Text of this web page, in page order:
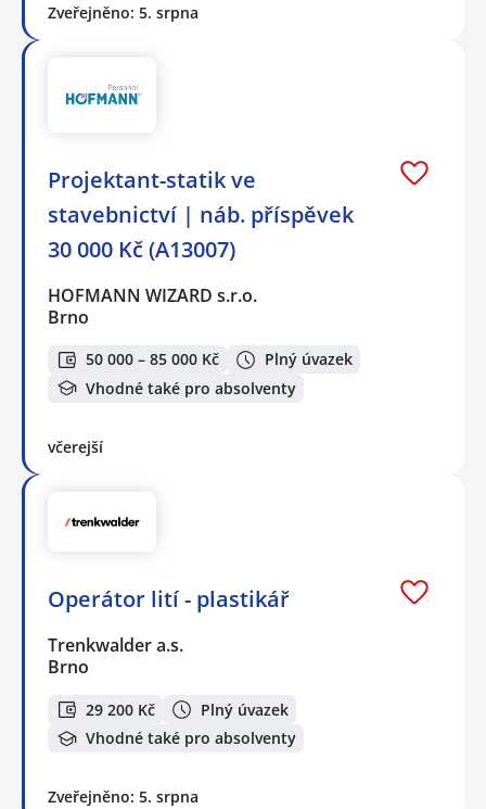
Zveřejněno: 5. srpna
️Projektant-statik ve
stavebnictví | náb. příspěvek
30 000 Kč (A13007)
HOFMANN WIZARD s.r.o.
Brno
50 000 – 85 000 Kč
Plný úvazek
Vhodné také pro absolventy
včerejší
Operátor lití - plastikář
Trenkwalder a.s.
Brno
29 200 Kč
Plný úvazek
Vhodné také pro absolventy
Zveřejněno: 5. srpna